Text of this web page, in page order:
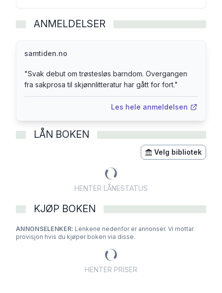
ANMELDELSER
samtiden.no
"Svak debut om trøstesløs barndom. Overgangen
fra sakprosa til skjønnlitteratur har gått for fort."
Les hele anmeldelsen
LÅN BOKEN
Velg bibliotek
HENTER LÅNESTATUS
KJØP BOKEN
ANNONSELENKER: Lenkene nedenfor er annonser. Vi mottar
provisjon hvis du kjøper boken via disse.
HENTER PRISER